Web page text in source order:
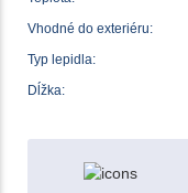
Vhodné do exteriéru:
Typ lepidla:
Dĺžka: